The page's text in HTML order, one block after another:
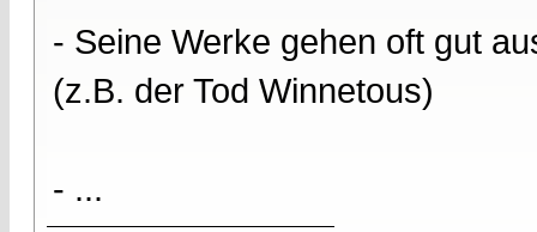
- Seine Werke gehen oft gut
(z.B. der Tod Winnetous)
- ...